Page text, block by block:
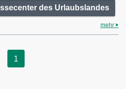
des Urlaubslandes
mehr
1